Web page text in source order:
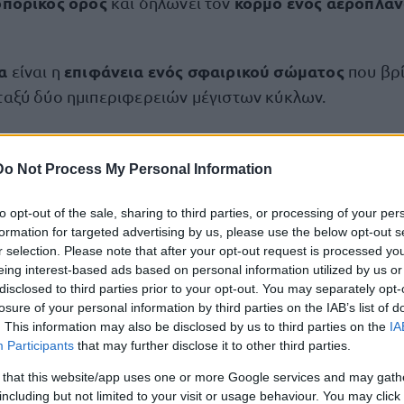
Not Process My Personal Information
opt-out of the sale, sharing to third parties, or processing of your
for targeted advertising by us, please use the below opt-out
selection. Please note that after your opt-out request is processed
interest-based ads based on personal information utilized by us
to third parties prior to your opt-out. You may separately
of your personal information by third parties on the IAB’s list of
This information may also be disclosed by us to third parties on the
Participants that may further disclose it to other third parties.
that this website/app uses one or more Google services and may
but not limited to your visit or usage behaviour. You may
είναι η επιφάνεια ενός σφαιρικού σώματος που
δύο ημιπεριφερειών μέγιστων κύκλων.
είναι ηωριαία άτρακτος: το 1/24ο της
διαφορετική ώρα από τα υπόλοιπα.
και γιαυλικό υπολογιστή. Πρόκειται για
ενός μαγνητικού δίσκου σε ένα σκληρό δίσκο, όπου
ή διαβάζουν πληροφορίες. Όλες μαζί
κυλίνδρους στις συστοιχίες των μαγνητικών δίσκων.
στο Proson.gr για περισσότερες